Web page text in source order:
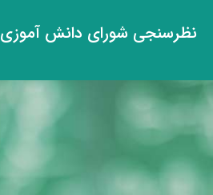
نظرسنجی شورای دانش آموزی